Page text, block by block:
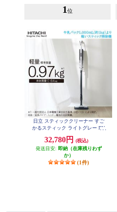
1 位
日立 スティッククリーナー すご
かるスティック ライトグレー PV-
32,780円
(税込)
発送目安: 即納（在庫残りわず
か）
(1件)